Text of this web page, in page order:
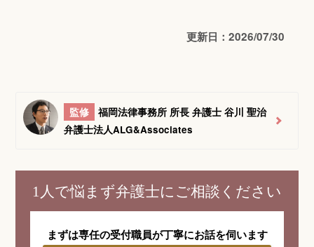
更新日：2026/07/30
監修
福岡法律事務所 所長 弁護士 谷川 聖治
弁護士法人ALG&Associates
1人で悩まず弁護士にご相談ください
まずは専任の受付職員が丁寧にお話を伺います